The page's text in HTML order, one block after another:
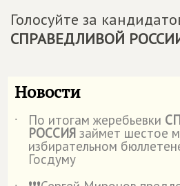
Голосуйте за
СПРАВЕДЛИВОЙ
Новости
˙ По итогам жеребьевки
РОССИЯ займет шестое
избирательном
Госдуму